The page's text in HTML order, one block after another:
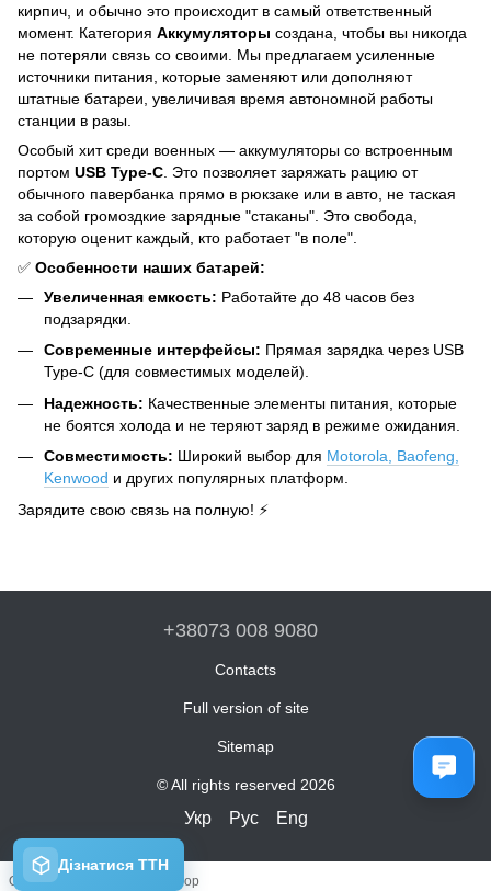
кирпич, и обычно это происходит в самый ответственный
момент. Категория Аккумуляторы создана, чтобы вы никогда
не потеряли связь со своими. Мы предлагаем усиленные
источники питания, которые заменяют или дополняют
штатные батареи, увеличивая время автономной работы
станции в разы.
Особый хит среди военных — аккумуляторы со встроенным
портом USB Type-C . Это позволяет заряжать рацию от
обычного павербанка прямо в рюкзаке или в авто, не таская
за собой громоздкие зарядные "стаканы". Это свобода,
которую оценит каждый, кто работает "в поле".
✅ Особенности наших батарей:
Увеличенная емкость: Работайте до 48 часов без
подзарядки.
Современные интерфейсы: Прямая зарядка через USB
Type-C (для совместимых моделей).
Надежность: Качественные элементы питания, которые
не боятся холода и не теряют заряд в режиме ожидания.
Совместимость: Широкий выбор для Motorola, Baofeng,
Kenwood и других популярных платформ.
Зарядите свою связь на полную! ⚡
+38073 008 9080
Contacts
Full version of site
Sitemap
© All rights reserved 2026
Укр Рус Eng
Online store built with Horoshop